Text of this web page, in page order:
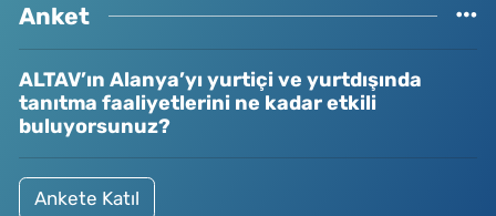
Anket
ALTAV’ın Alanya’yı yurtiçi ve yurtdışında
tanıtma faaliyetlerini ne kadar etkili
buluyorsunuz?
Ankete Katıl